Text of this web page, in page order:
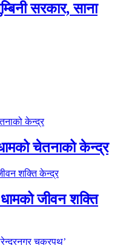
सरकार, साना
चेतनाको केन्द्र
जीवन शक्ति